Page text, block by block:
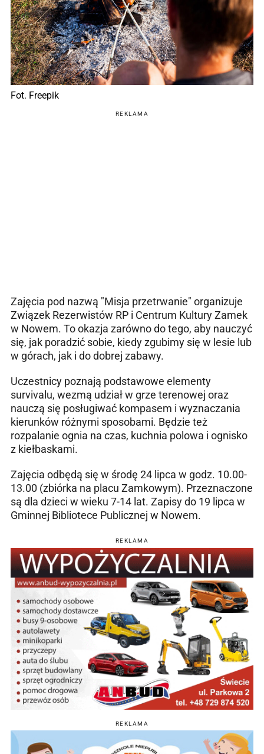
Fot. Freepik
REKLAMA
Zajęcia pod nazwą "Misja przetrwanie" organizuje
Związek Rezerwistów RP i Centrum Kultury Zamek
w Nowem. To okazja zarówno do tego, aby nauczyć
się, jak poradzić sobie, kiedy zgubimy się w lesie lub
w górach, jak i do dobrej zabawy.
Uczestnicy poznają podstawowe elementy
survivalu, wezmą udział w grze terenowej oraz
nauczą się posługiwać kompasem i wyznaczania
kierunków różnymi sposobami. Będzie też
rozpalanie ognia na czas, kuchnia polowa i ognisko
z kiełbaskami.
Zajęcia odbędą się w środę 24 lipca w godz. 10.00-
13.00 (zbiórka na placu Zamkowym). Przeznaczone
są dla dzieci w wieku 7-14 lat. Zapisy do 19 lipca w
Gminnej Bibliotece Publicznej w Nowem.
REKLAMA
REKLAMA